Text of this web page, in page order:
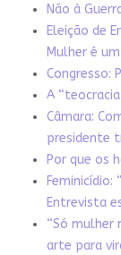
Não à
Eleição de
Mulher é
Congresso:
A
Câmara:
presidente
Por que os
Feminicídio:
Entrevista
“Só mulher
arte para